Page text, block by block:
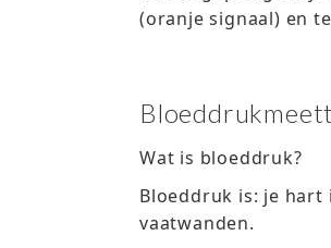
(oranje signaal) en
Wat is bloeddruk?
Bloeddruk is: je hart
vaatwanden.